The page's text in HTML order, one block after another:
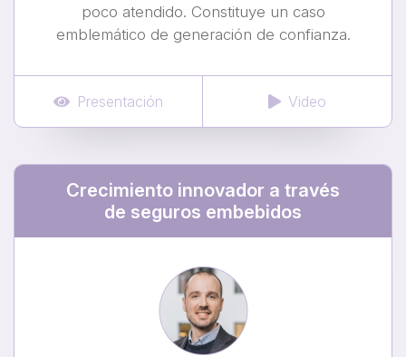
poco atendido. Constituye un caso
emblemático de generación de confianza.
Presentación Video
Crecimiento innovador a través
de seguros embebidos